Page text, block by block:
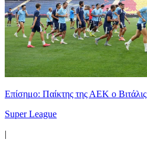
Επίσημο: Παίκτης της ΑΕΚ ο Βιτάλις
Super League
|